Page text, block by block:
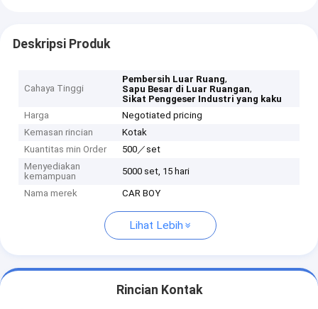
Deskripsi Produk
Cahaya Tinggi
Pembersih Luar Ruang,
Sapu Besar di Luar Ruangan,
Sikat Penggeser Industri yang kaku
Harga
Negotiated pricing
Kemasan rincian
Kotak
Kuantitas min Order
500／set
Menyediakan
kemampuan
5000 set, 15 hari
Nama merek CAR BOY
Lihat Lebih
Rincian Kontak